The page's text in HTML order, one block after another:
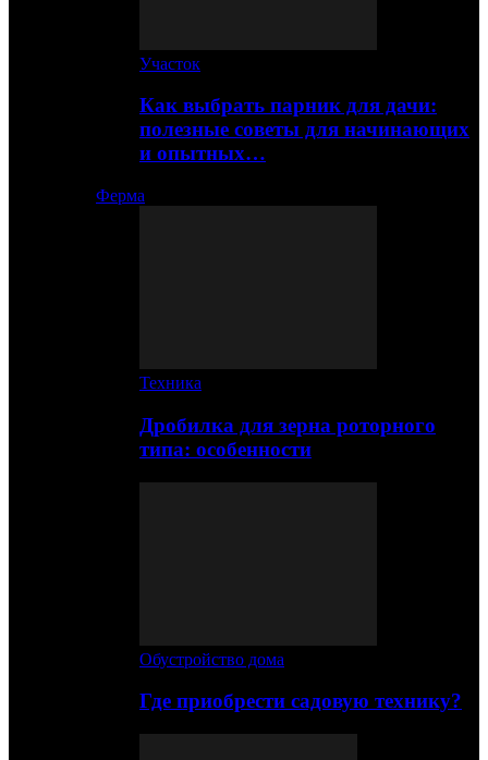
Участок
Как выбрать парник для дачи:
полезные советы для начинающих
и опытных…
Ферма
Техника
Дробилка для зерна роторного
типа: особенности
Обустройство дома
Где приобрести садовую технику?